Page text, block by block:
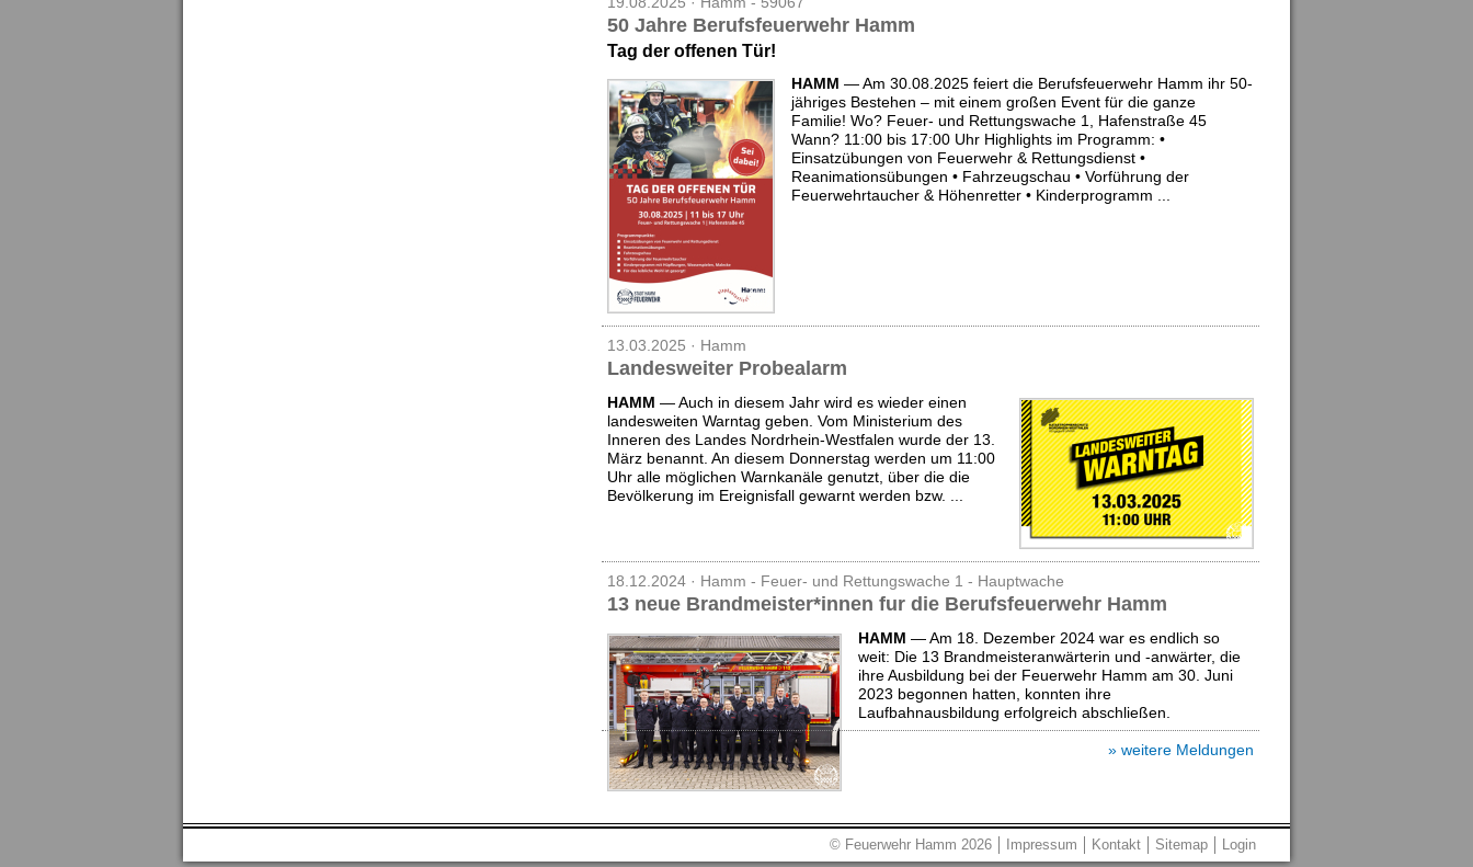
50 Jahre Berufsfeuerwehr Hamm
Tag der offenen Tür!
HAMM — Am 30.08.2025 feiert die Berufsfeuerwehr Hamm ihr 50-
jähriges Bestehen – mit einem großen Event für die ganze
Familie! Wo? Feuer- und Rettungswache 1, Hafenstraße 45
Wann? 11:00 bis 17:00 Uhr Highlights im Programm: •
Einsatzübungen von Feuerwehr & Rettungsdienst •
Reanimationsübungen • Fahrzeugschau • Vorführung der
Feuerwehrtaucher & Höhenretter • Kinderprogramm ...
13.03.2025 · Hamm
Landesweiter Probealarm
HAMM — Auch in diesem Jahr wird es wieder einen
landesweiten Warntag geben. Vom Ministerium des
Inneren des Landes Nordrhein-Westfalen wurde der 13.
März benannt. An diesem Donnerstag werden um 11:00
Uhr alle möglichen Warnkanäle genutzt, über die die
Bevölkerung im Ereignisfall gewarnt werden bzw. ...
18.12.2024 · Hamm - Feuer- und Rettungswache 1 - Hauptwache
13 neue Brandmeister*innen fur die Berufsfeuerwehr Hamm
HAMM — Am 18. Dezember 2024 war es endlich so
weit: Die 13 Brandmeisteranwärterin und -anwärter, die
ihre Ausbildung bei der Feuerwehr Hamm am 30. Juni
2023 begonnen hatten, konnten ihre
Laufbahnausbildung erfolgreich abschließen.
» weitere Meldungen
© Feuerwehr Hamm 2026 Impressum Kontakt Sitemap Login